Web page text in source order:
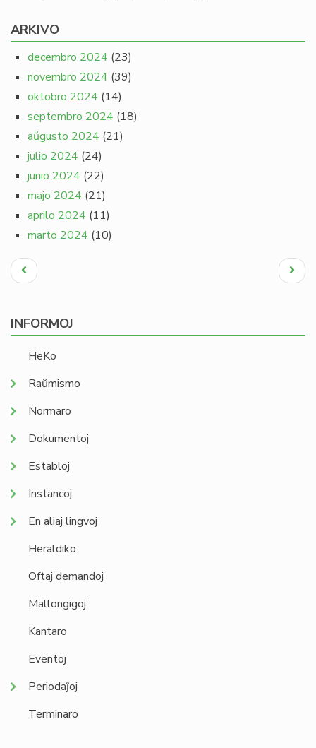
ARKIVO
decembro 2024 (23)
novembro 2024 (39)
oktobro 2024 (14)
septembro 2024 (18)
aŭgusto 2024 (21)
julio 2024 (24)
junio 2024 (22)
majo 2024 (21)
aprilo 2024 (11)
marto 2024 (10)
Pagination
Antaŭa
paĝo
Next
page
INFORMOJ
HeKo
Raŭmismo
Normaro
Dokumentoj
Establoj
Instancoj
En aliaj lingvoj
Heraldiko
Oftaj demandoj
Mallongigoj
Kantaro
Eventoj
Periodaĵoj
Terminaro